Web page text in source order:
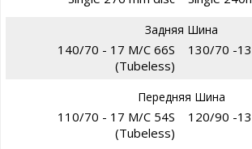
Задняя Шина
140/70 - 17 M/C 66S
(Tubeless)
130/70 -13
Передняя Шина
110/70 - 17 M/C 54S
(Tubeless)
120/90 -13